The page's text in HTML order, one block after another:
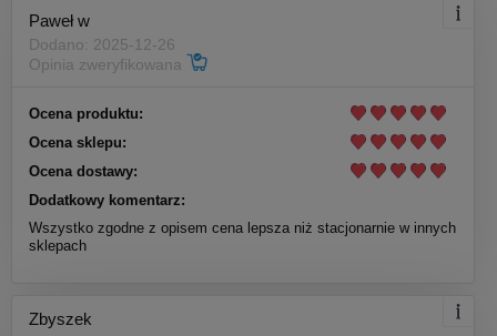
Paweł w
Dodano: 2025-12-26
Opinia zweryfikowana
Ocena produktu:
Ocena sklepu:
Ocena dostawy:
Dodatkowy komentarz:
Wszystko zgodne z opisem cena lepsza niż stacjonarnie w innych
sklepach
Zbyszek